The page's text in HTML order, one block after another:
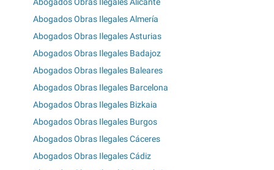
Abogados Obras Ilegales Almería
Abogados Obras Ilegales Asturias
Abogados Obras Ilegales Badajoz
Abogados Obras Ilegales Baleares
Abogados Obras Ilegales Barcelona
Abogados Obras Ilegales Bizkaia
Abogados Obras Ilegales Burgos
Abogados Obras Ilegales Cáceres
Abogados Obras Ilegales Cádiz